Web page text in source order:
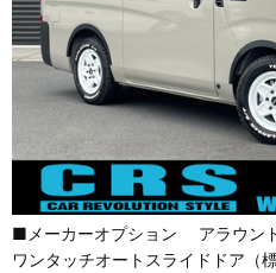
■メーカーオプション アラウン
ワンタッチオートスライドドア